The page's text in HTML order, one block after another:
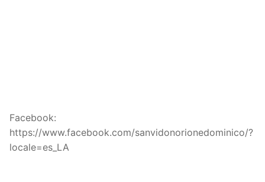
Facebook:
https://www.facebook.com/sanvidonorionedominico/?
locale=es_LA